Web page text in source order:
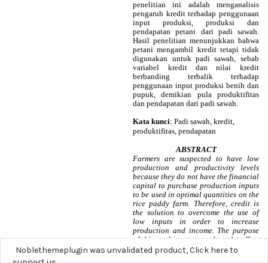
Noblethemeplugin was unvalidated product,Click here to